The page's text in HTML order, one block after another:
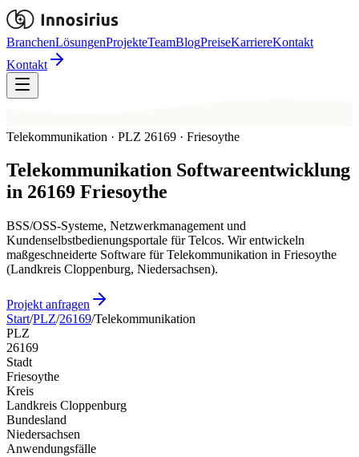
BranchenLösungenProjekteTeamBlogPreiseKarriereKontakt
Kontakt
Telekommunikation · PLZ 26169 · Friesoythe
Telekommunikation Softwareentwicklung
in 26169 Friesoythe
BSS/OSS-Systeme, Netzwerkmanagement und
Kundenselbstbedienungsportale für Telcos. Wir entwickeln
maßgeschneiderte Software für Telekommunikation in Friesoythe
(Landkreis Cloppenburg, Niedersachsen).
Projekt anfragen
Start/PLZ/26169/Telekommunikation
PLZ
26169
Stadt
Friesoythe
Kreis
Landkreis Cloppenburg
Bundesland
Niedersachsen
Anwendungsfälle